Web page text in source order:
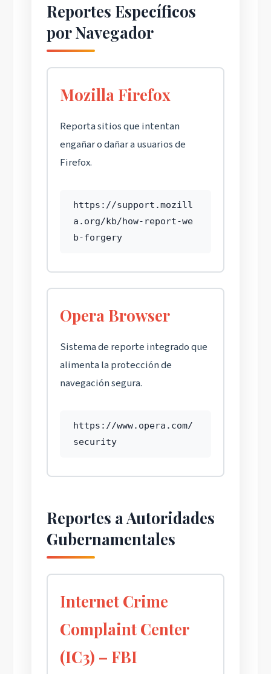
Reportes Específicos
por Navegador
Mozilla Firefox
Reporta sitios que intentan
engañar o dañar a usuarios de
Firefox.
https://support.mozill
a.org/kb/how-report-we
b-forgery
Opera Browser
Sistema de reporte integrado que
alimenta la protección de
navegación segura.
https://www.opera.com/
security
Reportes a Autoridades
Gubernamentales
Internet Crime
Complaint Center
(IC3) – FBI